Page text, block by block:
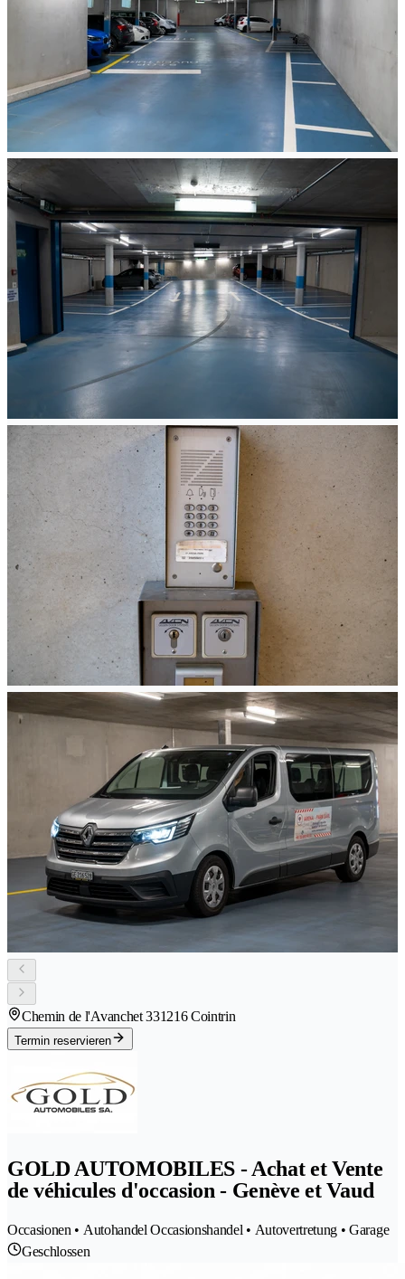
Chemin de l'Avanchet 331216 Cointrin
Termin reservieren
GOLD AUTOMOBILES - Achat et Vente
de véhicules d'occasion - Genève et Vaud
Occasionen • Autohandel Occasionshandel • Autovertretung • Garage
Geschlossen